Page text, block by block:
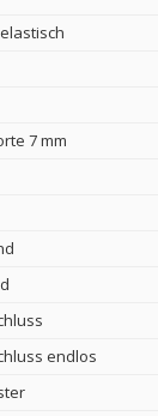
7 mm
endlos